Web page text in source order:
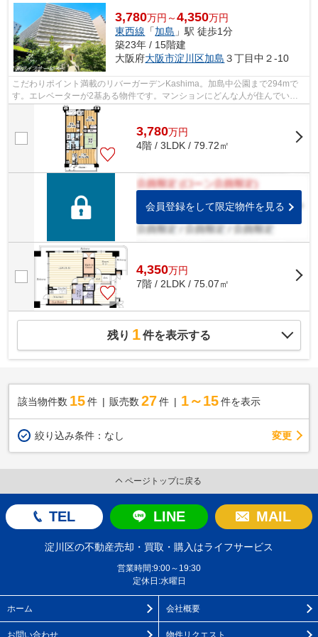
3,780万円～4,350万円
東西線 「加島 」駅 徒歩1分
築23年 / 15階建
大阪府大阪市淀川区加島 ３丁目中２-10
こだわりポイント満載のリバーガーデンKashima。加島中公園まで294mで
す。エレベーターが2基ある物件です。マンションにどんな人が住んでいる
のかも中古マンションなら事前に知れます...
3,780万円
4階 / 3LDK / 79.72㎡
会員登録をして限定物件を見る
4,350万円
7階 / 2LDK / 75.07㎡
残り 1件を表示する
該当物件数 15件 販売数 27 件 1～15 件を表示
絞り込み条件： なし 変更
ページトップに戻る
TEL LINE MAIL
淀川区の不動産売却・買取・購入はライフサービス
営業時間:9:00～19:30
定休日:水曜日
ホーム 会社概要
お問い合わせ 物件リクエスト